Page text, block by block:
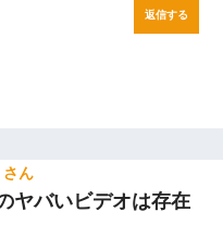
返信する
ヤバいビデオは存在